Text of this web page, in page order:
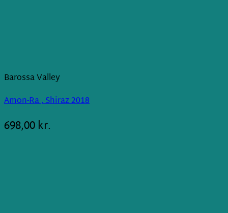
Barossa Valley
Amon-Ra , Shiraz 2018
698,00kr.